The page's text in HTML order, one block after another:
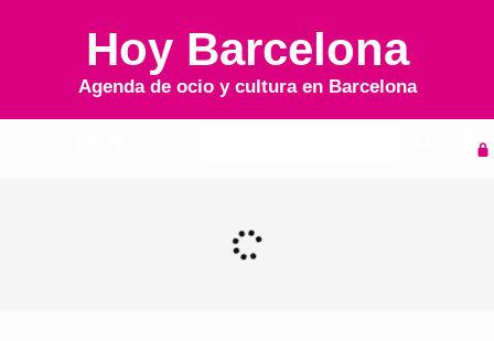
Hoy Barcelona
Agenda de ocio y cultura en Barcelona